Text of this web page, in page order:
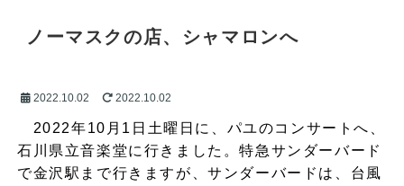
ノーマスクの店、シャマロンへ
2022.10.02 2022.10.02
2022年10月1日土曜日に、パユのコンサートへ、
石川県立音楽堂に行きました。特急サンダーバード
で金沢駅まで行きますが、サンダーバードは、台風